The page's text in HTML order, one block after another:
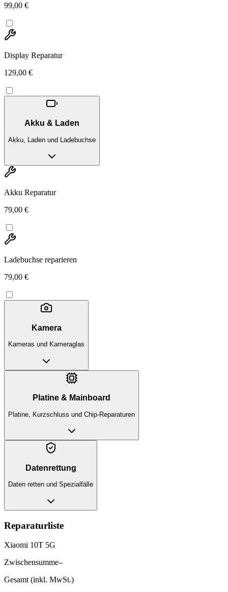
99,00 €
Display Reparatur
129,00 €
Akku & Laden
Akku, Laden und Ladebuchse
Akku Reparatur
79,00 €
Ladebuchse reparieren
79,00 €
Kamera
Kameras und Kameraglas
Platine & Mainboard
Platine, Kurzschluss und Chip-Reparaturen
Datenrettung
Daten retten und Spezialfälle
Reparaturliste
Xiaomi 10T 5G
Zwischensumme–
Gesamt (inkl. MwSt.)